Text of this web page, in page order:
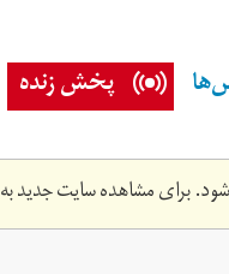
پخش زنده
برای مشاهده سایت جدید به